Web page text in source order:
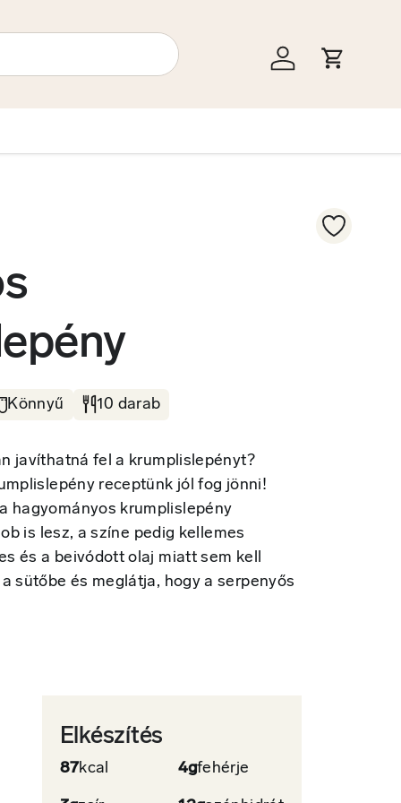
Bejelentkezés
Kosár
Könnyű 10 darab
javíthatná fel a krumplislepényt?
receptünk jól fog jönni!
hagyományos krumplislepény
is lesz, a színe pedig kellemes
és a beivódott olaj miatt sem kell
sütőbe és meglátja, hogy a serpenyős
Elkészítés
87kcal 4gfehérje